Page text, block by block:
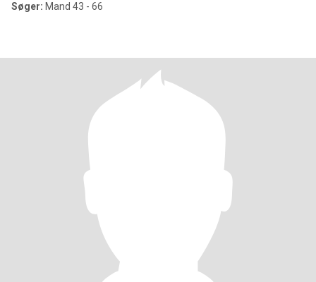
Søger: Mand 43 - 66